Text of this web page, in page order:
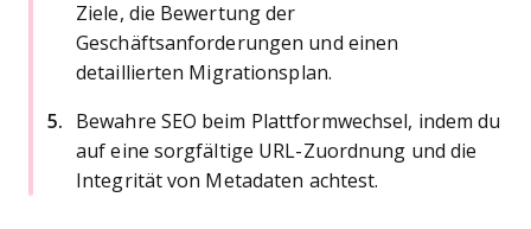
Ziele, die Bewertung der
Geschäftsanforderungen und einen
detaillierten Migrationsplan.
Bewahre SEO beim Plattformwechsel, indem du
auf eine sorgfältige URL-Zuordnung und die
Integrität von Metadaten achtest.